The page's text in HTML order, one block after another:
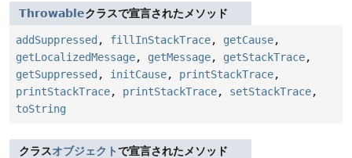
Throwableクラスで宣言されたメソッド
addSuppressed , fillInStackTrace, getCause,
getLocalizedMessage, getMessage, getStackTrace,
getSuppressed , initCause, printStackTrace,
printStackTrace, printStackTrace, setStackTrace,
toString
クラスオブジェクトで宣言されたメソッド